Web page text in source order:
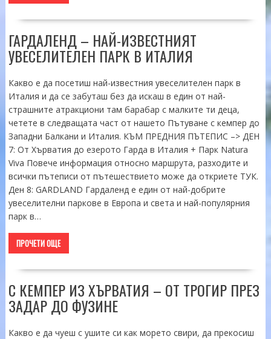
ГАРДАЛЕНД – НАЙ-ИЗВЕСТНИЯТ
УВЕСЕЛИТЕЛЕН ПАРК В ИТАЛИЯ
Какво е да посетиш най-известния увеселителен парк в
Италия и да се забуташ без да искаш в един от най-
страшните атракциони там барабар с малките ти деца,
четете в следващата част от нашето Пътуване с кемпер до
Западни Балкани и Италия. КЪМ ПРЕДНИЯ ПЪТЕПИС –> ДЕН
7: От Хърватия до езерото Гарда в Италия + Парк Natura
Viva Повече информация относно маршрута, разходите и
всички пътеписи от пътешествието може да откриете ТУК.
Ден 8: GARDLAND Гардаленд е един от най-добрите
увеселителни паркове в Европа и света и най-популярния
парк в…
ПРОЧЕТИ ОЩЕ
С КЕМПЕР ИЗ ХЪРВАТИЯ – ОТ ТРОГИР ПРЕЗ
ЗАДАР ДО ФУЗИНЕ
Какво е да чуеш с ушите си как морето свири, да прекосиш